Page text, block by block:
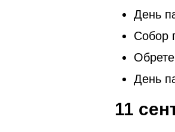
День
Собор
День
11